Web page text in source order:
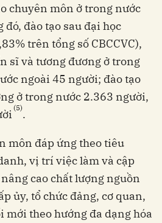
chuyên môn ở trong nước
đào tạo sau đại học
trên tổng số CBCCVC),
sĩ và tương đương ở trong
ngoài 45 người; đào tạo
ở trong nước 2.363 người,
(5).
môn đáp ứng theo tiêu
vị trí việc làm và cập
cao chất lượng nguồn
ủy, tổ chức đảng, cơ quan,
mới theo hướng đa dạng hóa